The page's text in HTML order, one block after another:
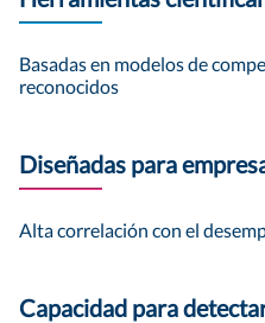
Basadas en modelos de
reconocidos
Diseñadas para
Alta correlación con el
Capacidad para